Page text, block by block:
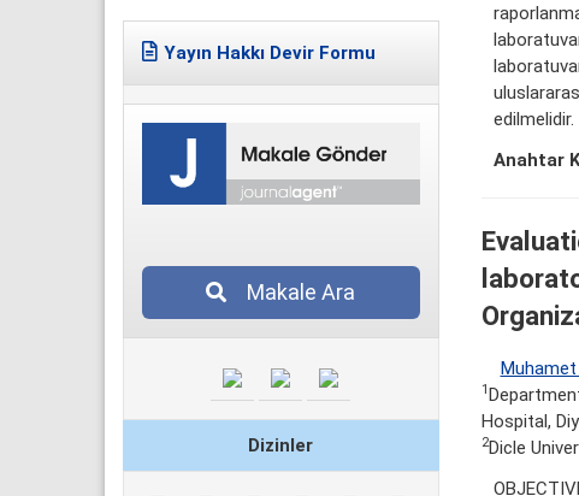
Yayın Hakkı Devir Formu
Makale Ara
Dizinler
edilmelidir.
Anahtar
1
Hospital,
2Dicle